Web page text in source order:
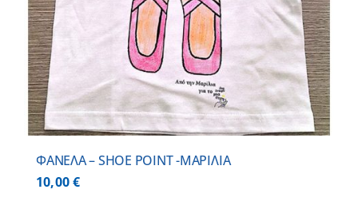
ΦΑΝΕΛΑ – SHOE POINT -ΜΑΡΙΛΙΑ
10,00€